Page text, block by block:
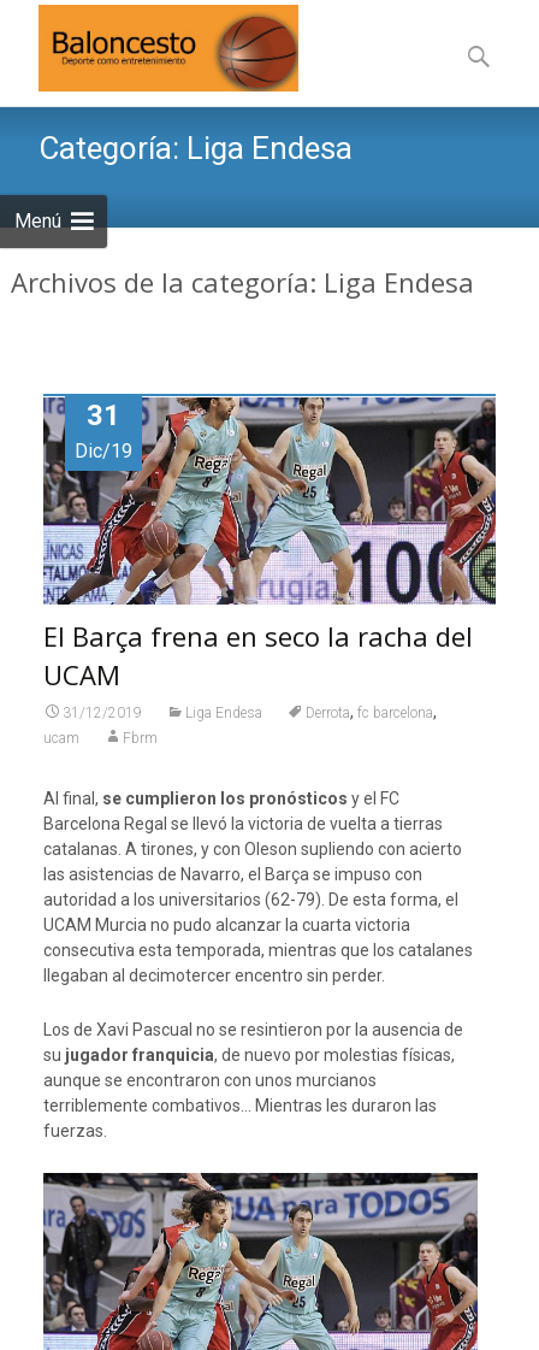
Menú
alBuscar:
Categoría: Liga Endesa
Archivos de la categoría: Liga Endesa
31
Dic/19
El Barça frena en seco la racha del
UCAM
31/12/2019 Liga Endesa Derrota, fc barcelona,
ucam Fbrm
Al final, se cumplieron los pronósticos y el FC
Barcelona Regal se llevó la victoria de vuelta a tierras
catalanas. A tirones, y con Oleson supliendo con acierto
las asistencias de Navarro, el Barça se impuso con
autoridad a los universitarios (62-79). De esta forma, el
UCAM Murcia no pudo alcanzar la cuarta victoria
consecutiva esta temporada, mientras que los catalanes
llegaban al decimotercer encentro sin perder.
Los de Xavi Pascual no se resintieron por la ausencia de
su jugador franquicia, de nuevo por molestias físicas,
aunque se encontraron con unos murcianos
terriblemente combativos… Mientras les duraron las
fuerzas.